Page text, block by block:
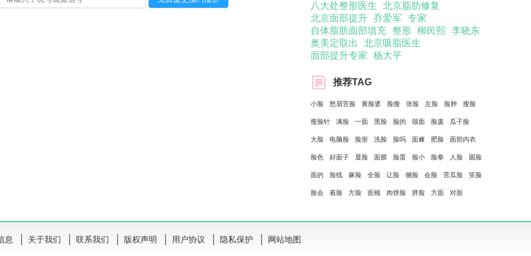
八大处整形医生
北京脂肪修复
北京面部提升 乔爱军 专家
自体脂肪面部填充 整形 柳民熙 李晓东
奥美定取出
北京吸脂医生
面部提升专家
杨大平
推荐TAG
小脸 愁眉苦脸 黄脸婆 脸瘦 张脸 左脸 脸肿 瘦脸
瘦脸针 满脸 一面 黑脸 脸的 颌面 脸庞 瓜子脸
大脸 电脑脸 脸形 洗脸 脸吗 面瘫 肥脸 面部内衣
脸色 好面子 显脸 面膜 脸蛋 脸小 脸拳 人脸 圆脸
面的 脸线 麻脸 全脸 让脸 侧脸 会脸 苦瓜脸 笑脸
脸会 着脸 方脸 面颊 肉饼脸 胖脸 方面 对面
息 关于我们 联系我们 版权声明 用户协议 隐私保护 网站地图